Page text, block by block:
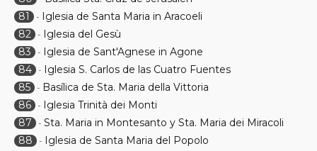
81
- Iglesia de Santa Maria in Aracoeli
82 - Iglesia del Gesù
83
- Iglesia de Sant'Agnese in Agone
84 - Iglesia S. Carlos de las Cuatro Fuentes
85 - Basílica de Sta. Maria della Vittoria
86 - Iglesia Trinità dei Monti
87
- Sta. Maria in Montesanto y Sta. Maria dei Miracoli
88
- Iglesia de Santa Maria del Popolo